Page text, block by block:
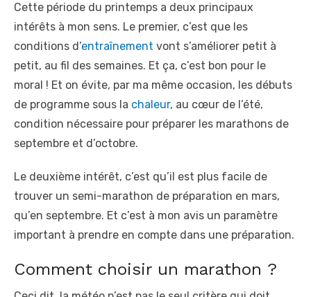
Cette période du printemps a deux principaux
intérêts à mon sens. Le premier, c’est que les
conditions d’entraînement vont s’améliorer petit à
petit, au fil des semaines. Et ça, c’est bon pour le
moral ! Et on évite, par ma même occasion, les débuts
de programme sous la chaleur, au cœur de l’été,
condition nécessaire pour préparer les marathons de
septembre et d’octobre.
Le deuxième intérêt, c’est qu’il est plus facile de
trouver un semi-marathon de préparation en mars,
qu’en septembre. Et c’est à mon avis un paramètre
important à prendre en compte dans une préparation.
Comment choisir un marathon ?